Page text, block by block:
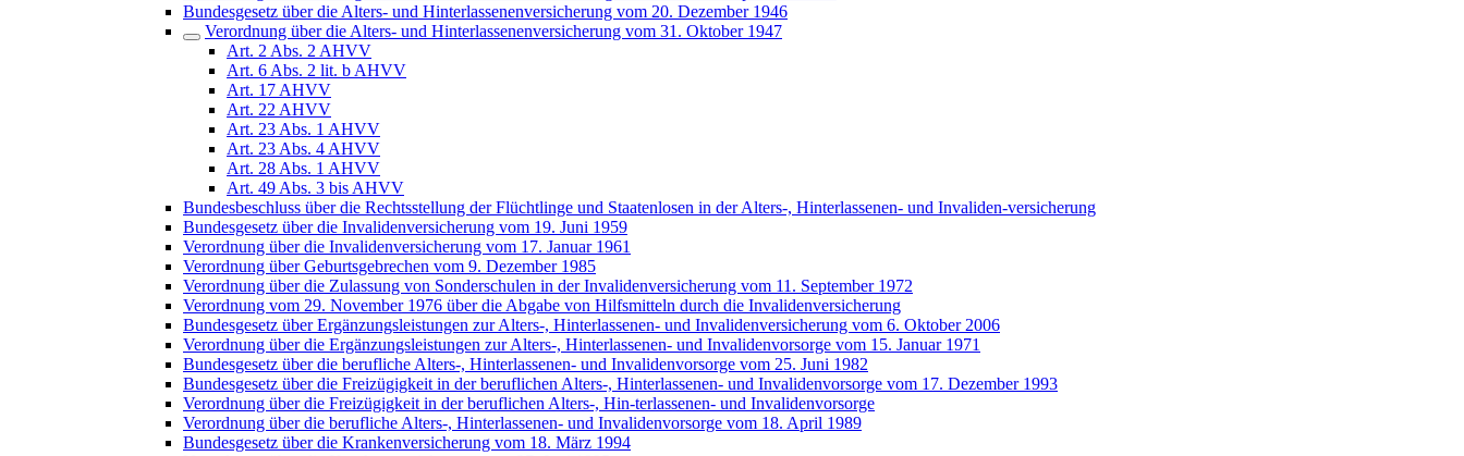
Bundesgesetz über die Alters- und Hinterlassenenversicherung vom 20. Dezember 1946
Verordnung über die Alters- und Hinterlassenenversicherung vom 31. Oktober 1947
Art. 2 Abs. 2 AHVV
Art. 6 Abs. 2 lit. b AHVV
Art. 17 AHVV
Art. 22 AHVV
Art. 23 Abs. 1 AHVV
Art. 23 Abs. 4 AHVV
Art. 28 Abs. 1 AHVV
Art. 49 Abs. 3 bis AHVV
Bundesbeschluss über die Rechtsstellung der Flüchtlinge und Staatenlosen in der Alters-, Hinterlassenen- und Invaliden-versicherung
Bundesgesetz über die Invalidenversicherung vom 19. Juni 1959
Verordnung über die Invalidenversicherung vom 17. Januar 1961
Verordnung über Geburtsgebrechen vom 9. Dezember 1985
Verordnung über die Zulassung von Sonderschulen in der Invalidenversicherung vom 11. September 1972
Verordnung vom 29. November 1976 über die Abgabe von Hilfsmitteln durch die Invalidenversicherung
Bundesgesetz über Ergänzungsleistungen zur Alters-, Hinterlassenen- und Invalidenversicherung vom 6. Oktober 2006
Verordnung über die Ergänzungsleistungen zur Alters-, Hinterlassenen- und Invalidenvorsorge vom 15. Januar 1971
Bundesgesetz über die berufliche Alters-, Hinterlassenen- und Invalidenvorsorge vom 25. Juni 1982
Bundesgesetz über die Freizügigkeit in der beruflichen Alters-, Hinterlassenen- und Invalidenvorsorge vom 17. Dezember 1993
Verordnung über die Freizügigkeit in der beruflichen Alters-, Hin-terlassenen- und Invalidenvorsorge
Verordnung über die berufliche Alters-, Hinterlassenen- und Invalidenvorsorge vom 18. April 1989
Bundesgesetz über die Krankenversicherung vom 18. März 1994